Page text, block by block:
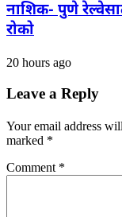
नाशिक- पुणे
रोको
20 hours ago
Leave a Reply
Your email address
marked *
Comment *